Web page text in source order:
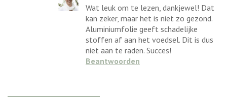
Wat leuk om te lezen, dankjewel! Dat
kan zeker, maar het is niet zo gezond.
Aluminiumfolie geeft schadelijke
stoffen af aan het voedsel. Dit is dus
niet aan te raden. Succes!
Beantwoorden